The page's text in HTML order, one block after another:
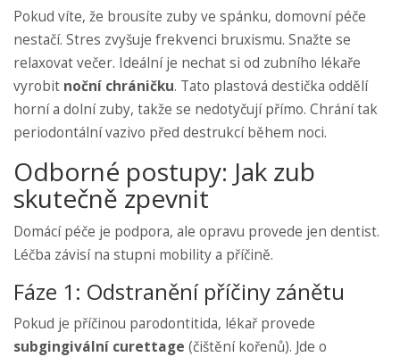
Pokud víte, že brousíte zuby ve spánku, domovní péče
nestačí. Stres zvyšuje frekvenci bruxismu. Snažte se
relaxovat večer. Ideální je nechat si od zubního lékaře
vyrobit noční chráničku. Tato plastová destička oddělí
horní a dolní zuby, takže se nedotyčují přímo. Chrání tak
periodontální vazivo před destrukcí během noci.
Odborné postupy: Jak zub
skutečně zpevnit
Domácí péče je podpora, ale opravu provede jen dentist.
Léčba závisí na stupni mobility a příčině.
Fáze 1: Odstranění příčiny zánětu
Pokud je příčinou parodontitida, lékař provede
subgingivální curettage (čištění kořenů). Jde o